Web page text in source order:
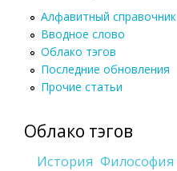
Алфавитный справочник
Вводное слово
Облако тэгов
Последние обновления
Прочие статьи
Облако тэгов
История Философия